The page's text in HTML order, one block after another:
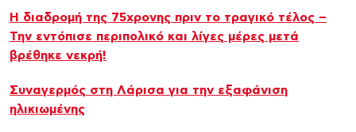
Η διαδρομή της 75χρονης πριν το τραγικό τέλος –
Την εντόπισε περιπολικό και λίγες μέρες μετά
βρέθηκε νεκρή!
Συναγερμός στη Λάρισα για την εξαφάνιση
ηλικιωμένης